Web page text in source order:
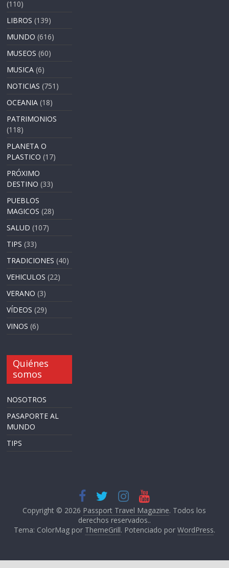
(110)
LIBROS (139)
MUNDO (616)
MUSEOS (60)
MUSICA (6)
NOTICIAS (751)
OCEANIA (18)
PATRIMONIOS
(118)
PLANETA O
PLASTICO (17)
PRÓXIMO
DESTINO (33)
PUEBLOS
MAGICOS (28)
SALUD (107)
TIPS (33)
TRADICIONES (40)
VEHICULOS (22)
VERANO (3)
VÍDEOS (29)
VINOS (6)
Quiénes
somos
NOSOTROS
PASAPORTE AL
MUNDO
TIPS
Copyright © 2026 Passport Travel Magazine. Todos los
derechos reservados..
Tema: ColorMag por ThemeGrill. Potenciado por WordPress.